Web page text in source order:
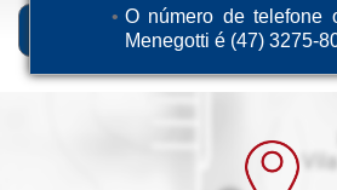
O número de telefone
Menegotti é (47) 3275-
Descrição